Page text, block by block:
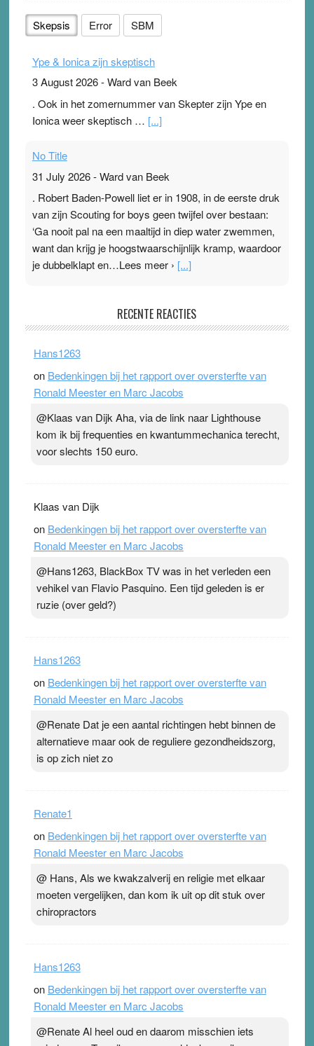
Skepsis Error SBM
Ype & Ionica zijn skeptisch
3 August 2026-Ward van Beek
. Ook in het zomernummer van Skepter zijn Ype en
Ionica weer skeptisch … [...]
No Title
31 July 2026-Ward van Beek
. Robert Baden-Powell liet er in 1908, in de eerste druk
van zijn Scouting for boys geen twijfel over bestaan:
‘Ga nooit pal na een maaltijd in diep water zwemmen,
want dan krijg je hoogstwaarschijnlijk kramp, waardoor
je dubbelklapt en…Lees meer › [...]
Ward van Beek
topsporters. Ze hopen ermee hun hartslag te verlagen
terwijl ze meer zuurstof opnemen. Daarop heeft zo’n
pleister geen effect. Maar het gevoel ‘makkelijker te
Pleisterplakkers in de topspsort ›[...]
RECENTE REACTIES
Hans1263
on Bedenkingen bij het rapport over oversterfte van
Ronald Meester en Marc Jacobs
@Klaas van Dijk Aha, via de link naar Lighthouse
kom ik bij frequenties en kwantummechanica terecht,
voor slechts 150 euro.
Klaas van Dijk
on Bedenkingen bij het rapport over oversterfte van
Ronald Meester en Marc Jacobs
@Hans1263, BlackBox TV was in het verleden een
vehikel van Flavio Pasquino. Een tijd geleden is er
ruzie (over geld?)
Hans1263
on Bedenkingen bij het rapport over oversterfte van
Ronald Meester en Marc Jacobs
@Renate Dat je een aantal richtingen hebt binnen de
alternatieve maar ook de reguliere gezondheidszorg,
is op zich niet zo
Renate1
on Bedenkingen bij het rapport over oversterfte van
Ronald Meester en Marc Jacobs
@ Hans, Als we kwakzalverij en religie met elkaar
moeten vergelijken, dan kom ik uit op dit stuk over
chiropractors
Hans1263
on Bedenkingen bij het rapport over oversterfte van
Ronald Meester en Marc Jacobs
@Renate Al heel oud en daarom misschien iets